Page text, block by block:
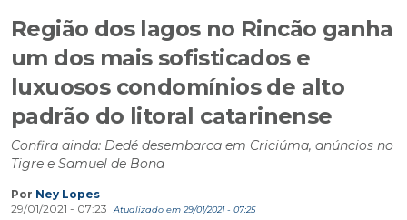
Região dos lagos no Rincão ganha
um dos mais sofisticados e
luxuosos condomínios de alto
padrão do litoral catarinense
Confira ainda: Dedé desembarca em Criciúma, anúncios no
Tigre e Samuel de Bona
Por Ney Lopes
29/01/2021 - 07:23
Atualizado em 29/01/2021 - 07:25